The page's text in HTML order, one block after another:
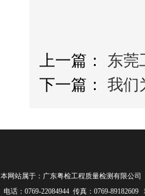
上一篇： 东莞
下一篇： 我们
本网站属于：广东粤检工程质量检测有限公
电话：0769-22084944 传真：0769-